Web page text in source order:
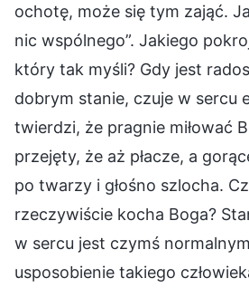
ochotę, może się tym zająć.
nic wspólnego”. Jakiego
który tak myśli? Gdy jest
dobrym stanie, czuje w sercu
twierdzi, że pragnie miłować
przejęty, że aż płacze, a
po twarzy i głośno szlocha.
rzeczywiście kocha Boga?
w sercu jest czymś
usposobienie takiego